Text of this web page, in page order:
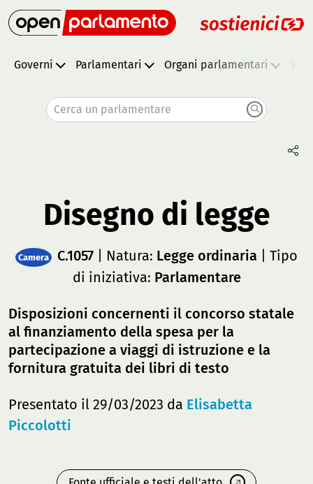
Governi Parlamentari Organi parlamentari
Cerca un parlamentare
Disegno di legge
Camera C.1057 | Natura: Legge ordinaria | Tipo
di iniziativa: Parlamentare
Disposizioni concernenti il concorso statale
al finanziamento della spesa per la
partecipazione a viaggi di istruzione e la
fornitura gratuita dei libri di testo
Presentato il 29/03/2023 da Elisabetta
Piccolotti